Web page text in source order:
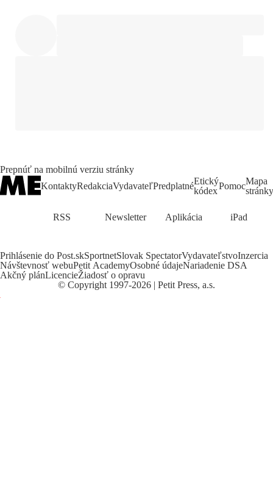
Prepnúť na mobilnú verziu stránky
KontaktyRedakciaVydavateľPredplatnéEtický
kódexPomocMapa
stránky
RSS Newsletter Aplikácia iPad
Prihlásenie do Post.skSportnetSlovak SpectatorVydavateľstvoInzercia
Návštevnosť webuPetit AcademyOsobné údajeNariadenie DSA
Akčný plánLicencieŽiadosť o opravu
© Copyright 1997-2026 | Petit Press, a.s.